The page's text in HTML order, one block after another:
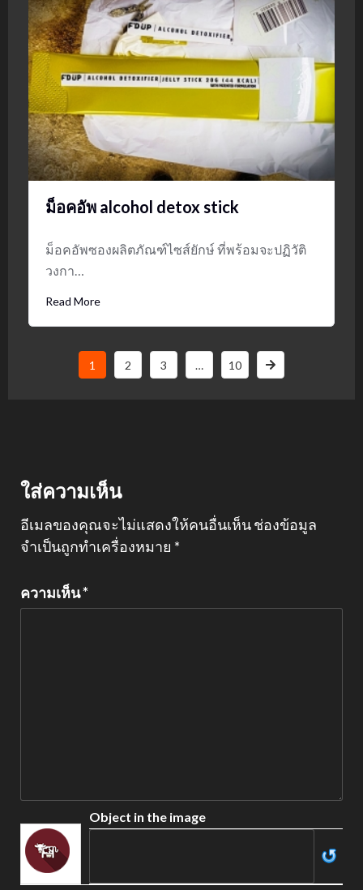
ม็อคอัพ alcohol detox stick
ม็อคอัพซองผลิตภัณฑ์ไซส์ยักษ์ ที่พร้อมจะปฏิวัติ
วงกา…
Read More
1 2 3 … 10
ใส่ความเห็น
อีเมลของคุณจะไม่แสดงให้คนอื่นเห็นช่องข้อมูล
จำเป็นถูกทำเครื่องหมาย *
ความเห็น*
Object in the image